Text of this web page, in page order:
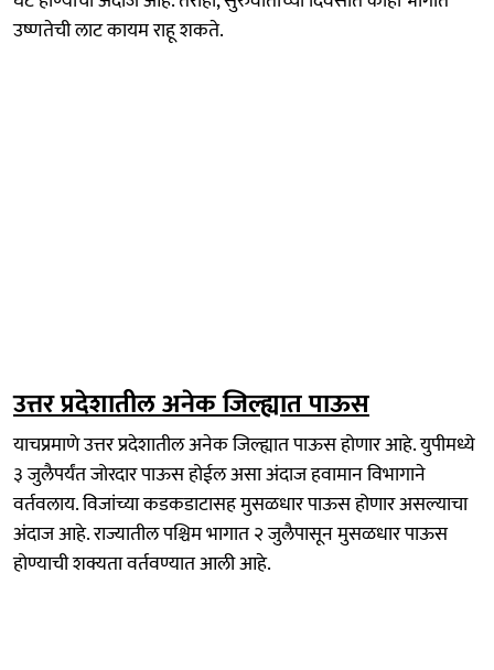
उष्णतेची लाट कायम राहू शकते.
उत्तर प्रदेशातील अनेक जिल्ह्यात पाऊस
याचप्रमाणे उत्तर प्रदेशातील अनेक जिल्ह्यात पाऊस होणार आहे. युपीमध्ये
३ जुलैपर्यंत जोरदार पाऊस होईल असा अंदाज हवामान विभागाने
वर्तवलाय. विजांच्या कडकडाटासह मुसळधार पाऊस होणार असल्याचा
अंदाज आहे. राज्यातील पश्चिम भागात २ जुलैपासून मुसळधार पाऊस
होण्याची शक्यता वर्तवण्यात आली आहे.